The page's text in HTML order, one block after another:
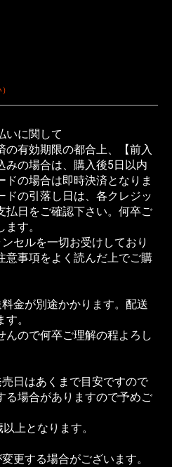
いに関して
の有効期限の都合上、【前入
みの場合は、購入後5日以内
の場合は即時決済となりま
ドの引落し日は、各クレジッ
払日をご確認下さい。何卒ご
す。
セルを一切お受けしており
意事項をよく読んだ上でご購
金が別途かかります。配送
。
んので何卒ご理解の程よろし
日はあくまで目安ですので
る場合がありますので予めご
上となります。
更する場合がございます。